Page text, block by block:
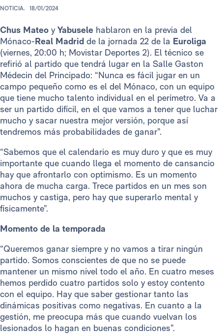
NOTICIA. 18/01/2024
Chus Mateo yYabusele hablaron en la previa del
Mónaco-Real Madrid de la jornada 22 de la Euroliga
(viernes, 20:00 h; Movistar Deportes 2). El técnico se
refirió al partido que tendrá lugar en la Salle Gaston
Médecin del Principado: “Nunca es fácil jugar en un
campo pequeño como es el del Mónaco, con un equipo
que tiene mucho talento individual en el perímetro. Va a
ser un partido difícil, en el que vamos a tener que luchar
mucho y sacar nuestra mejor versión, porque así
tendremos más probabilidades de ganar”.
“Sabemos que el calendario es muy duro y que es muy
importante que cuando llega el momento de cansancio
hay que afrontarlo con optimismo. Es un momento
ahora de mucha carga. Trece partidos en un mes son
muchos y castiga, pero hay que superarlo mental y
físicamente”.
Momento de la temporada
“Queremos ganar siempre y no vamos a tirar ningún
partido. Somos conscientes de que no se puede
mantener un mismo nivel todo el año. En cuatro meses
hemos perdido cuatro partidos solo y estoy contento
con el equipo. Hay que saber gestionar tanto las
dinámicas positivas como negativas. En cuanto a la
gestión, me preocupa más que cuando vuelvan los
lesionados lo hagan en buenas condiciones”.